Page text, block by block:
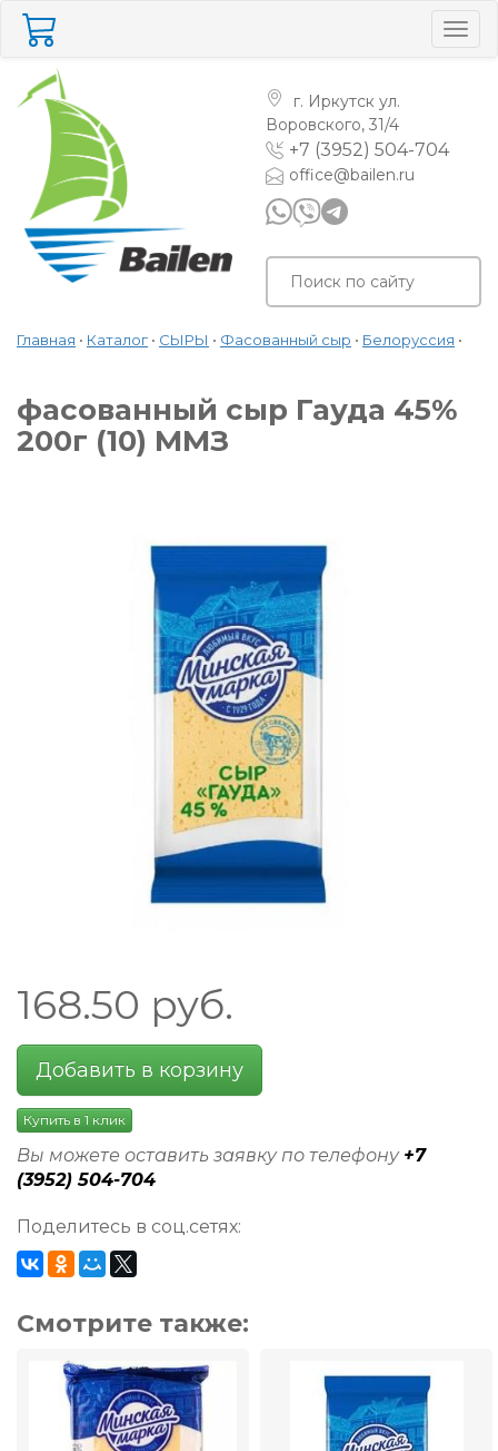
г. Иркутск ул.
Воровского, 31/4
+7 (3952) 504-704
office@bailen.ru
Главная • Каталог • СЫРЫ • Фасованный сыр • Белоруссия •
фасованный сыр Гауда 45%
200г (10) ММЗ
168.50 руб.
Добавить в корзину
Купить в 1 клик
Вы можете оставить заявку по телефону +7
(3952) 504-704
Поделитесь в соц.сетях:
Смотрите также: